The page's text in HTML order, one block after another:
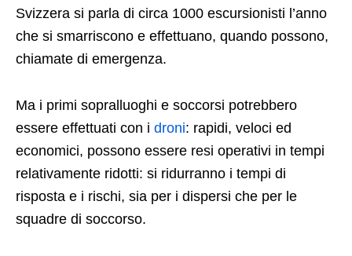
Svizzera si parla di circa 1000 escursionisti l’anno
che si smarriscono e effettuano, quando possono,
chiamate di emergenza.
Ma i primi sopralluoghi e soccorsi potrebbero
essere effettuati con i droni: rapidi, veloci ed
economici, possono essere resi operativi in tempi
relativamente ridotti: si ridurranno i tempi di
risposta e i rischi, sia per i dispersi che per le
squadre di soccorso.